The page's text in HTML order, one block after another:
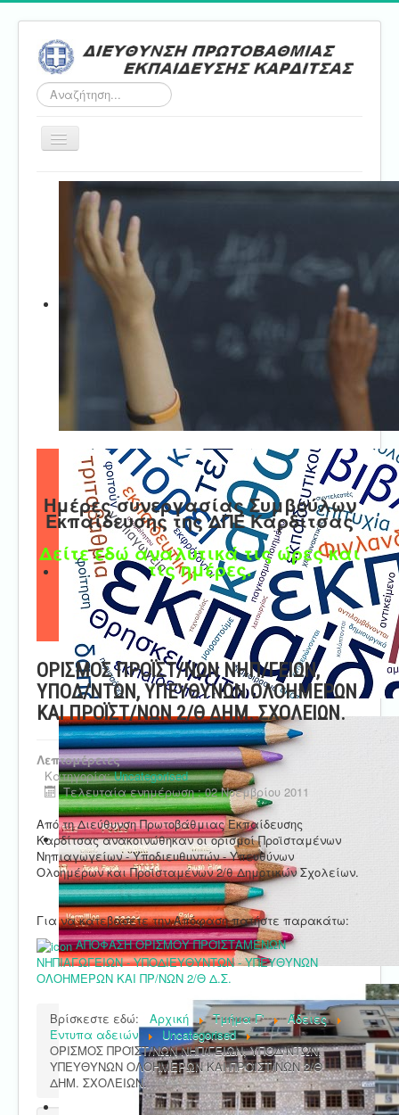
Αναζήτηση...
Εναλλαγή
Αρχική
Τμήμα Α'
Τμήμα Β'
Επικοινωνία
Ημέρες συνεργασίας Συμβούλων
Εκπαίδευσης της ΔΠΕ Καρδίτσας
Δείτε εδώ αναλυτικά τις ώρες και
τις ημέρες.
ΟΡΙΣΜΟΣ ΠΡΟΪΣΤ/ΝΩΝ ΝΗΠ/ΓΕΙΩΝ,
ΥΠΟΔ/ΝΤΩΝ, ΥΠΕΥΘΥΝΩΝ ΟΛΟΗΜΕΡΩΝ
ΚΑΙ ΠΡΟΪΣΤ/ΝΩΝ 2/Θ ΔΗΜ. ΣΧΟΛΕΙΩΝ.
Λεπτομέρειες
Κατηγορία:Uncategorised
Τελευταία ενημέρωση : 02 Νοεμβρίου 2011
Από τη Διεύθυνση Πρωτοβάθμιας Εκπαίδευσης
Καρδίτσας ανακοινώθηκαν οι ορισμοί Προϊσταμένων
Νηπιαγωγείων - Υποδιευθυντών - Υπευθύνων
Ολοημέρων και Προϊσταμένων 2/θ Δημοτικών Σχολείων.
Για να κατεβάσετε την Απόφαση πατήστε παρακάτω:
ΑΠΟΦΑΣΗ ΟΡΙΣΜΟΥ ΠΡΟΪΣΤΑΜΕΝΩΝ
ΝΗΠΙΑΓΩΓΕΙΩΝ - ΥΠΟΔΙΕΥΘΥΝΤΩΝ - ΥΠΕΥΘΥΝΩΝ
ΟΛΟΗΜΕΡΩΝ ΚΑΙ ΠΡ/ΝΩΝ 2/Θ Δ.Σ.
Βρίσκεστε εδώ: Αρχική Τμήμα Γ'
Άδειες
Έντυπα αδειών
Uncategorised
ΟΡΙΣΜΟΣ ΠΡΟΪΣΤ/ΝΩΝ ΝΗΠ/ΓΕΙΩΝ, ΥΠΟΔ/ΝΤΩΝ,
ΥΠΕΥΘΥΝΩΝ ΟΛΟΗΜΕΡΩΝ ΚΑΙ ΠΡΟΪΣΤ/ΝΩΝ 2/Θ
ΔΗΜ. ΣΧΟΛΕΙΩΝ.